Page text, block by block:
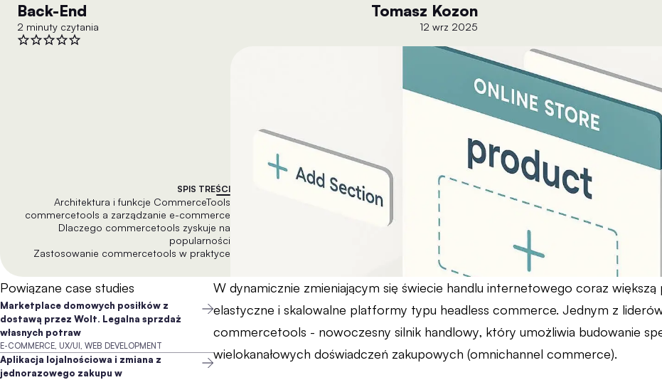
Back-End
2 minuty czytania
Tomasz Kozon
12 wrz 2025
SPIS TREŚCI
Architektura i funkcje CommerceTools
commercetools a zarządzanie e-commerce
Dlaczego commercetools zyskuje na
popularności
Zastosowanie commercetools w praktyce
Powiązane case studies
Marketplace domowych posiłków z
dostawą przez Wolt. Legalna sprzdaż
własnych potraw
E-COMMERCE, UX/UI, WEB DEVELOPMENT
Aplikacja lojalnościowa i zmiana z
jednorazowego zakupu w
W dynamicznie zmieniającym się świecie handlu internetowego coraz
elastyczne i skalowalne platformy typu headless commerce. Jednym z
commercetools - nowoczesny silnik handlowy, który umożliwia budowanie
wielokanałowych doświadczeń zakupowych (omnichannel commerce).